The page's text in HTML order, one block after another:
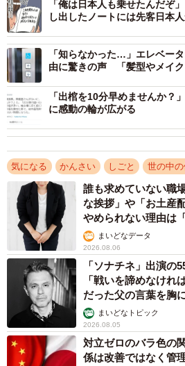
いう成分が含まれている塗料を使
酸化銅にはフジツボの付着を防止
ています。この成分が赤色なので
とが多いです。塗料は1年できれい
木社長）
「なぜ船底を赤色に塗装するの？」答えは
1隻にかかるペンキ代、年間
同社の国内航路のタンカーは年
「俺は日本人も乗せたんだぞ
し出したノートには先客日本
「知らなかった…」エレベー
由に驚きの声 「髪型やメイ
「出棺を10分早めませんか
に感動の輪が広がる
気になる かんさい しごと 世の中
誰も求めていない職
な挨拶」や「お土産
やめられない理由は
まいどなデータ
2026.08.06
「ソナチネ」出演
「戦いを諦めなけ
だった父の言葉を胸
まいどなトピック
2026.08.05
対立ゼロのバラ色の
係は改善ではなく管